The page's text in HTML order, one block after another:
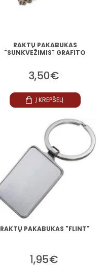
RAKTŲ PAKABUKAS
"SUNKVEŽIMIS" GRAFITO
3,50€
Į KREPŠELĮ
RAKTŲ PAKABUKAS "FLINT"
1,95€